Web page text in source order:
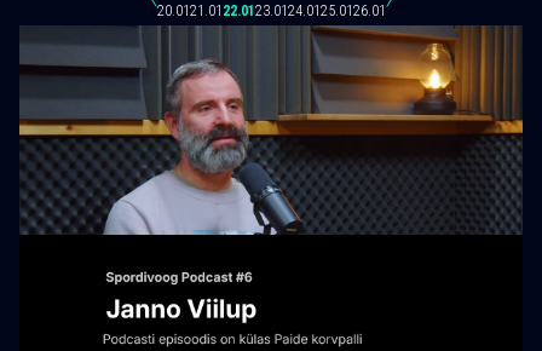
20.0121.01 22.0123.0124.0125.0126.01